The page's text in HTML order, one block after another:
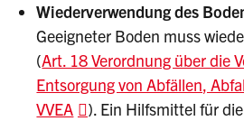
Wiederverwendung des
Geeigneter Boden muss
(Art. 18 Verordnung über die
Entsorgung von Abfällen,
VVEA
). Ein Hilfsmittel für